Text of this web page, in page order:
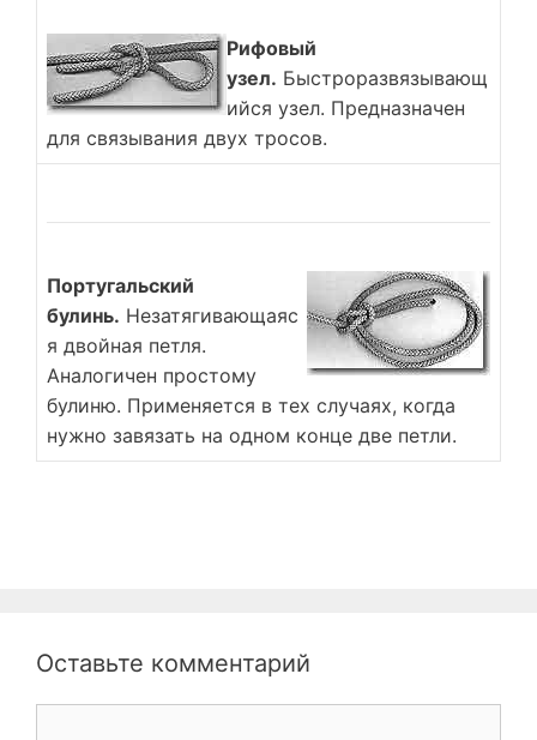
Рифовый
узел. Быстроразвязывающ
ийся узел. Предназначен
для связывания двух тросов.
Португальский
булинь. Незатягивающаяс
я двойная петля.
Аналогичен простому
булиню. Применяется в тех случаях, когда
нужно завязать на одном конце две петли.
Оставьте комментарий